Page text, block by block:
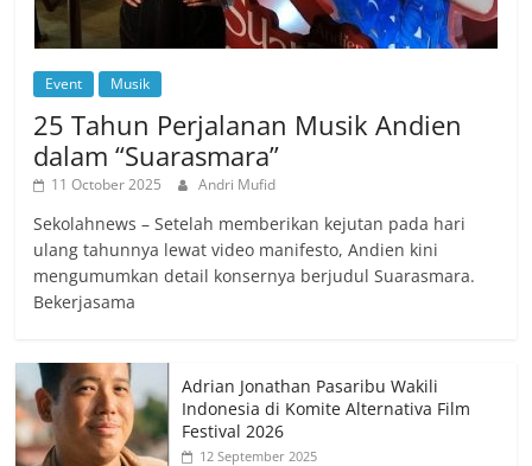
Event Musik
25 Tahun Perjalanan Musik Andien
dalam “Suarasmara”
11 October 2025 Andri Mufid
Sekolahnews – Setelah memberikan kejutan pada hari
ulang tahunnya lewat video manifesto, Andien kini
mengumumkan detail konsernya berjudul Suarasmara.
Bekerjasama
Adrian Jonathan Pasaribu Wakili
Indonesia di Komite Alternativa Film
Festival 2026
12 September 2025